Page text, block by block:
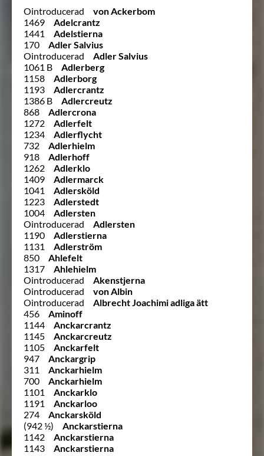
Ointroducerad
von Ackerbom
1469
Adelcrantz
1441
Adelstierna
170
Adler Salvius
Ointroducerad
Adler Salvius
1061 B
Adlerberg
1158
Adlerborg
1193
Adlercrantz
1386 B
Adlercreutz
868
Adlercrona
1272
Adlerfelt
1234
Adlerflycht
732
Adlerhielm
918
Adlerhoff
1262
Adlerklo
1409
Adlermarck
1041
Adlersköld
1223
Adlerstedt
1004
Adlersten
Ointroducerad
Adlersten
1190
Adlerstierna
1131
Adlerström
850
Ahlefelt
1317
Ahlehielm
Ointroducerad
Akenstjerna
Ointroducerad
von Albin
Ointroducerad
Albrecht Joachimi adliga ätt
456
Aminoff
1144
Anckarcrantz
1145
Anckarcreutz
1105
Anckarfelt
947
Anckargrip
311
Anckarhielm
700
Anckarhielm
1101
Anckarklo
1191
Anckarloo
274
Anckarsköld
(942 ½)
Anckarstierna
1142
Anckarstierna
1143
Anckarstierna